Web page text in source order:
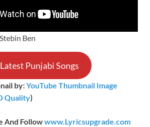
Ben
Punjabi Songs
by:YouTube Thumbnail Image
Quality)
And Followwww.Lyricsupgrade.com